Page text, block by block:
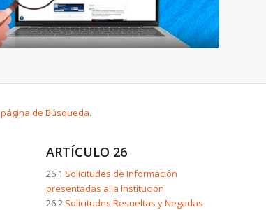
página de Búsqueda.
ARTÍCULO 26
26.1 Solicitudes de Información
presentadas a la Institución
26.2 Solicitudes Resueltas y Negadas